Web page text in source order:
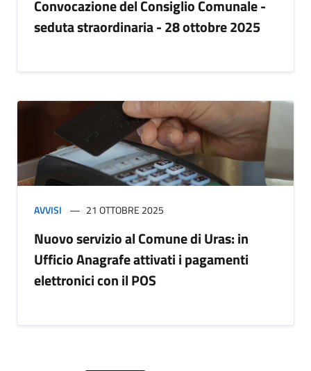
Convocazione del Consiglio Comunale -
seduta straordinaria - 28 ottobre 2025
AVVISI 21 OTTOBRE 2025
Nuovo servizio al Comune di Uras: in
Ufficio Anagrafe attivati i pagamenti
elettronici con il POS